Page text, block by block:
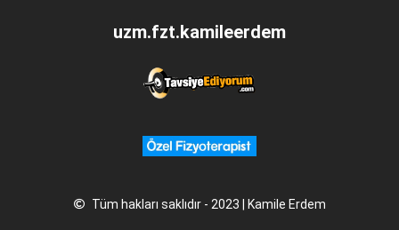
uzm.fzt.kamileerdem
Tüm hakları saklıdır - 2023 | Kamile Erdem